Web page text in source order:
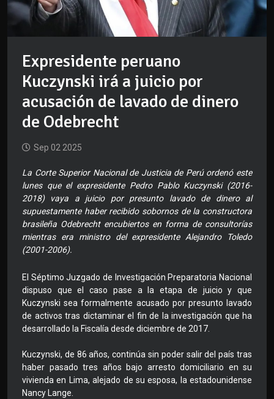
Expresidente peruano
Kuczynski irá a juicio por
acusación de lavado de dinero
de Odebrecht
Sep 02 2025
La Corte Superior Nacional de Justicia de Perú ordenó este
lunes que el expresidente Pedro Pablo Kuczynski (2016-
2018) vaya a juicio por presunto lavado de dinero al
supuestamente haber recibido sobornos de la constructora
brasileña Odebrecht encubiertos en forma de consultorías
mientras era ministro del expresidente Alejandro Toledo
(2001-2006).
El Séptimo Juzgado de Investigación Preparatoria Nacional
dispuso que el caso pase a la etapa de juicio y que
Kuczynski sea formalmente acusado por presunto lavado
de activos tras dictaminar el fin de la investigación que ha
desarrollado la Fiscalía desde diciembre de 2017.
Kuczynski, de 86 años, continúa sin poder salir del país tras
haber pasado tres años bajo arresto domiciliario en su
vivienda en Lima, alejado de su esposa, la estadounidense
Nancy Lange.